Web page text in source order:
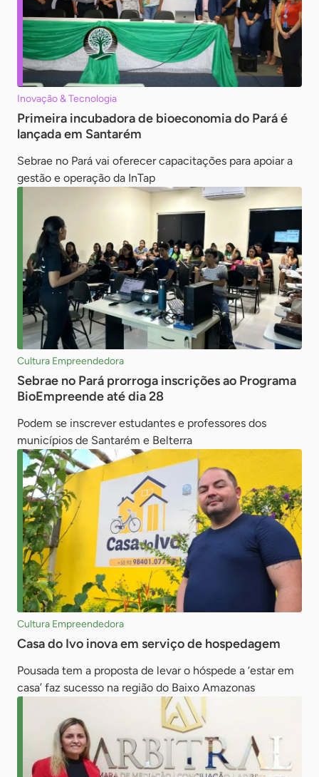
Inovação & Tecnologia
Primeira incubadora de bioeconomia do Pará é
lançada em Santarém
Sebrae no Pará vai oferecer capacitações para apoiar a
gestão e operação da InTap
Cultura Empreendedora
Sebrae no Pará prorroga inscrições ao Programa
BioEmpreende até dia 28
Podem se inscrever estudantes e professores dos
municípios de Santarém e Belterra
Cultura Empreendedora
Casa do Ivo inova em serviço de hospedagem
Pousada tem a proposta de levar o hóspede a ‘estar em
casa’ faz sucesso na região do Baixo Amazonas